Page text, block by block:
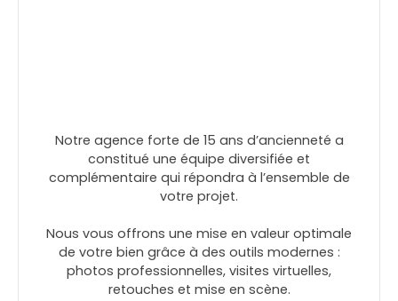
Notre agence forte de 15 ans d’ancienneté a
constitué une équipe diversifiée et
complémentaire qui répondra à l’ensemble de
votre projet.
Nous vous offrons une mise en valeur optimale
de votre bien grâce à des outils modernes :
photos professionnelles, visites virtuelles,
retouches et mise en scène.